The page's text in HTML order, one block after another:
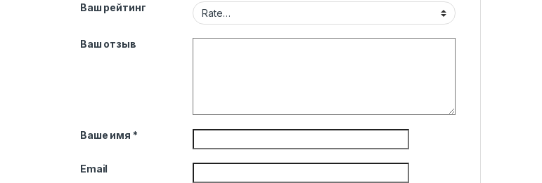
Ваш рейтинг
Ваш отзыв
Ваше имя *
Email